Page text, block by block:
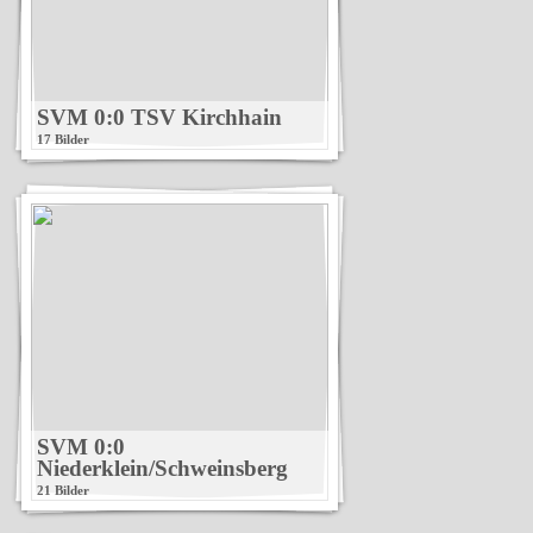
SVM 0:0 TSV Kirchhain
17 Bilder
SVM 0:0
Niederklein/Schweinsberg
21 Bilder